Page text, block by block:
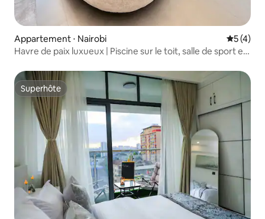
Appartement ⋅ Nairobi
5 (4)
Havre de paix luxueux | Piscine sur le toit, salle de sport et
Superhôte
Superhôte